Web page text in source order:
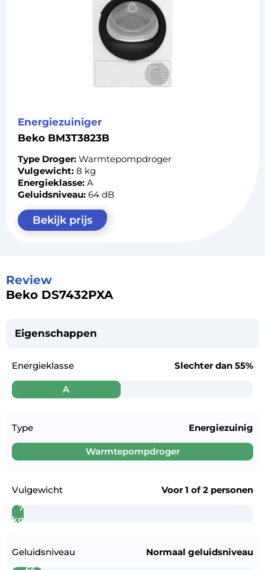
Energiezuiniger
Beko BM3T3823B
Type Droger: Warmtepompdroger
Vulgewicht: 8 kg
Energieklasse: A
Geluidsniveau: 64 dB
Bekijk prijs
Review
Beko DS7432PXA
Eigenschappen
Energieklasse
A
Slechter dan 55%
Type
Warmtepompdroger
Energiezuinig
Vulgewicht
7
kg
Voor1 of 2 personen
Geluidsniveau
Normaal geluidsniveau